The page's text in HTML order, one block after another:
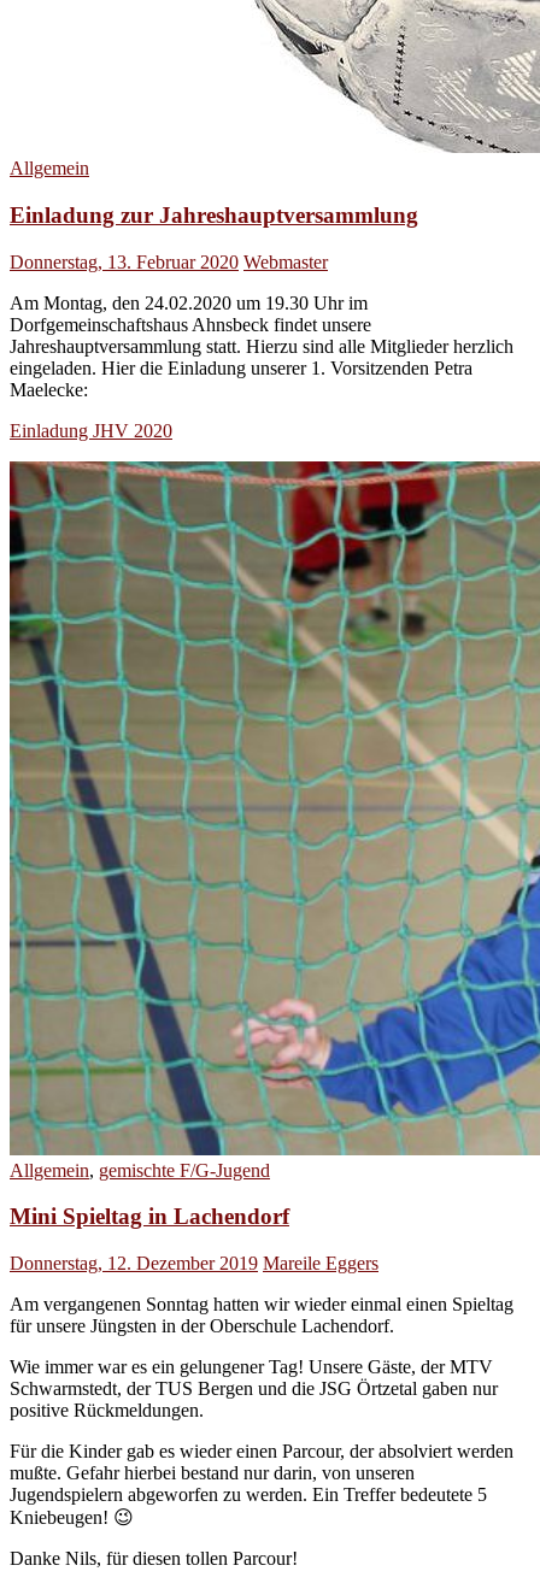
Allgemein
Einladung zur Jahreshauptversammlung
Donnerstag, 13. Februar 2020 Webmaster
Am Montag, den 24.02.2020 um 19.30 Uhr im
Dorfgemeinschaftshaus Ahnsbeck findet unsere
Jahreshauptversammlung statt. Hierzu sind alle Mitglieder herzlich
eingeladen. Hier die Einladung unserer 1. Vorsitzenden Petra
Maelecke:
Einladung JHV 2020
Allgemein, gemischte F/G-Jugend
Mini Spieltag in Lachendorf
Donnerstag, 12. Dezember 2019 Mareile Eggers
Am vergangenen Sonntag hatten wir wieder einmal einen Spieltag
für unsere Jüngsten in der Oberschule Lachendorf.
Wie immer war es ein gelungener Tag! Unsere Gäste, der MTV
Schwarmstedt, der TUS Bergen und die JSG Örtzetal gaben nur
positive Rückmeldungen.
Für die Kinder gab es wieder einen Parcour, der absolviert werden
mußte. Gefahr hierbei bestand nur darin, von unseren
Jugendspielern abgeworfen zu werden. Ein Treffer bedeutete 5
Kniebeugen! 😉
Danke Nils, für diesen tollen Parcour!